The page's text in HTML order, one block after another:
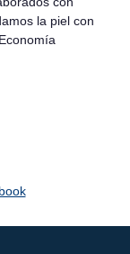
la piel con